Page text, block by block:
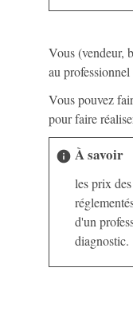
Vous (vendeur,
au
Vous pouvez
pour faire
info À savoir
les prix
d'un
diagnostic.